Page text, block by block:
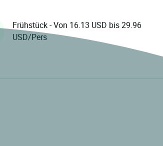
Frühstück - Von 16.13 USD bis 29.96
USD/Pers